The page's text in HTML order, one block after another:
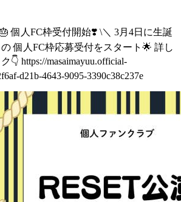
個人FC枠受付開始❣️ \＼ 3月4日に生誕
個人FC枠応募受付をスタート🌟 詳し
👇 https://masaimayuu.official-
d21b-4643-9095-3390c38c237e